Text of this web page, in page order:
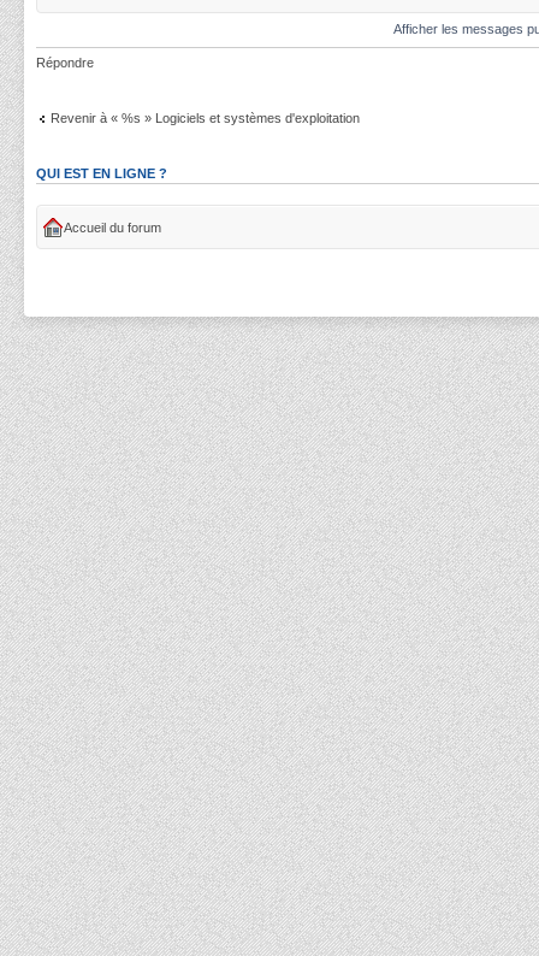
Afficher les messages
Répondre
Revenir à « %s » Logiciels et systèmes d'exploitation
QUI EST EN LIGNE ?
Accueil du forum